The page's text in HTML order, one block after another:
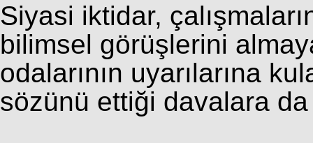
Siyasi iktidar,
bilimsel görüşlerini
odalarının uyarılarına
sözünü ettiği davalara